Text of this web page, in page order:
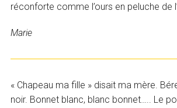
réconforte comme l’ours en peluche de
Marie
« Chapeau ma fille » disait ma mère.
noir. Bonnet blanc, blanc bonnet….. Le